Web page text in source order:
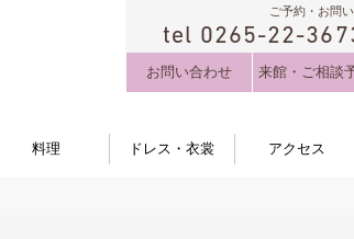
ご予約・お問
tel 0265-22-
お問い合わせ 来館・ご相談
料理 ドレス・衣裳 アクセス